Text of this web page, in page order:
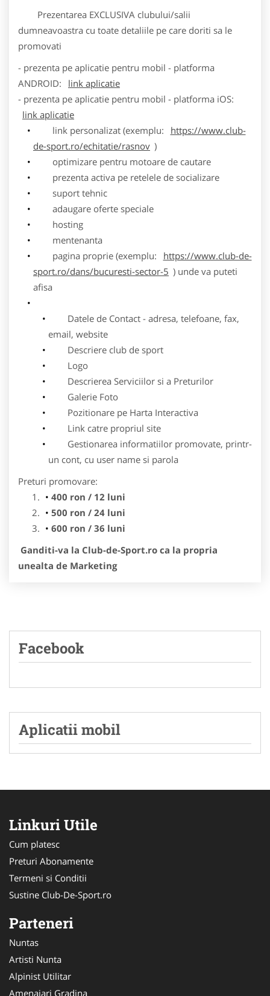
Prezentarea EXCLUSIVA clubului/salii
dumneavoastra cu toate detaliile pe care doriti sa le
promovati
- prezenta pe aplicatie pentru mobil - platforma
ANDROID:
link aplicatie
- prezenta pe aplicatie pentru mobil - platforma iOS:
link aplicatie
link personalizat (exemplu:
https://www.club-
de-sport.ro/echitatie/rasnov )
optimizare pentru motoare de cautare
prezenta activa pe retelele de socializare
suport tehnic
adaugare oferte speciale
hosting
mentenanta
pagina proprie (exemplu:
https://www.club-de-
sport.ro/dans/bucuresti-sector-5 ) unde va puteti
afisa
Datele de Contact - adresa, telefoane, fax,
email, website
Descriere club de sport
Logo
Descrierea Serviciilor si a Preturilor
Galerie Foto
Pozitionare pe Harta Interactiva
Link catre propriul site
Gestionarea informatiilor promovate, printr-
un cont, cu user name si parola
Preturi promovare:
400 ron / 12 luni
500 ron / 24 luni
600 ron / 36 luni
Ganditi-va la Club-de-Sport.ro ca la propria
unealta de Marketing
Facebook
Aplicatii mobil
Linkuri Utile
Cum platesc
Preturi Abonamente
Termeni si Conditii
Sustine Club-De-Sport.ro
Parteneri
Nuntas
Artisti Nunta
Alpinist Utilitar
Amenajari Gradina